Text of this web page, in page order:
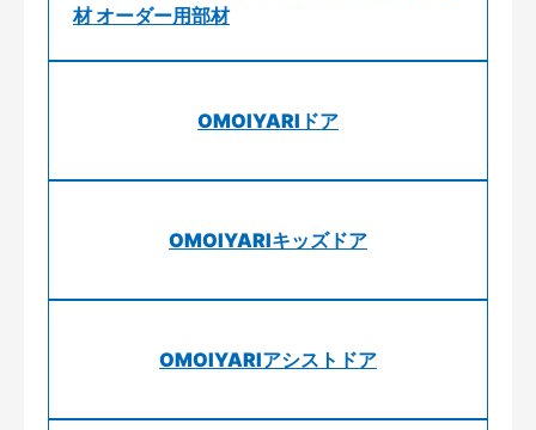
材 オーダー用部材
OMOIYARIドア
OMOIYARIキッズドア
OMOIYARIアシストドア